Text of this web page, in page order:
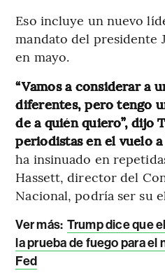
Eso incluye un nuevo
mandato del presidente
en mayo.
“Vamos a considerar a
diferentes, pero tengo
de a quién quiero”, dijo
periodistas en el vuelo
ha insinuado en
Hassett, director del
Nacional, podría ser su
Ver más: Trump dice que
la prueba de fuego para el
Fed